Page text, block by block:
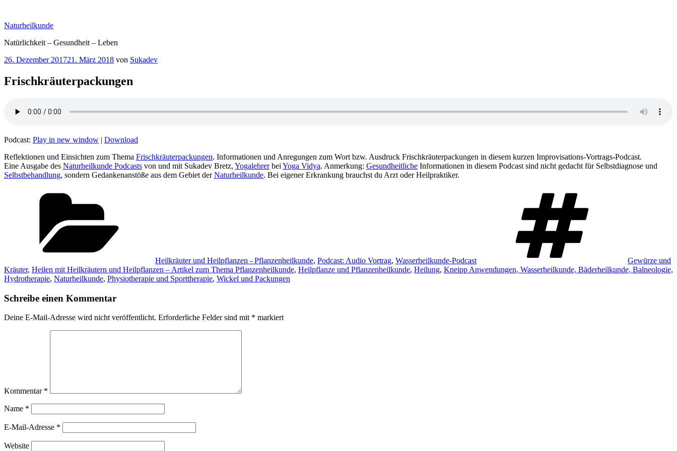
springen
Naturheilkunde
Natürlichkeit – Gesundheit – Leben
Veröffentlicht
26. Dezember 201721. März 2018 von Sukadev
Frischkräuterpackungen
Podcast: Play in new window | Download
Reflektionen und Einsichten zum Thema Frischkräuterpackungen. Informationen und Anregungen zum Wort bzw. Ausdruck Frischkräuterpackungen in diesem kurzen Improvisations-Vortrags-Podcast.
Eine Ausgabe des Naturheilkunde Podcasts von und mit Sukadev Bretz, Yogalehrerbei Yoga Vidya. Anmerkung: Gesundheitliche Informationen in diesem Podcast sind nicht gedacht für Selbstdiagnose und
Selbstbehandlung, sondern Gedankenanstöße aus dem Gebiet derNaturheilkunde. Bei eigener Erkrankung brauchst du Arzt oder Heilpraktiker.
Heilkräuter und Heilpflanzen - Pflanzenheilkunde, Podcast: Audio Vortrag, Wasserheilkunde-Podcast
Gewürze und
Kräuter, Heilen mit Heilkräutern und Heilpflanzen – Artikel zum Thema Pflanzenheilkunde, Heilpflanze und Pflanzenheilkunde, Heilung, Kneipp Anwendungen, Wasserheilkunde, Bäderheilkunde, Balneologie,
Hydrotherapie, Naturheilkunde, Physiotherapie und Sporttherapie, Wickel und Packungen
Schreibe einen Kommentar
Deine E-Mail-Adresse wird nicht veröffentlicht. Erforderliche Felder sind mit * markiert
Kommentar *
Name *
E-Mail-Adresse *
Website